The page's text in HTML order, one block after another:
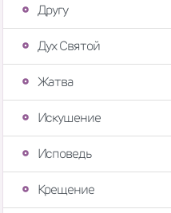
Другу
Дух Святой
Жатва
Искушение
Исповедь
Крещение